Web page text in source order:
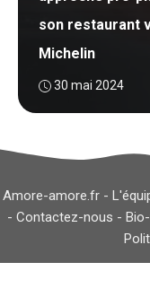
son restaurant
Michelin
30 mai 2024
Amore-amore.fr -
- Contactez-nous -